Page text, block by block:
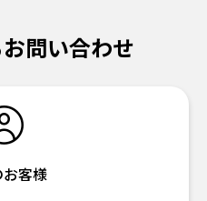
問い合わせ
お客様